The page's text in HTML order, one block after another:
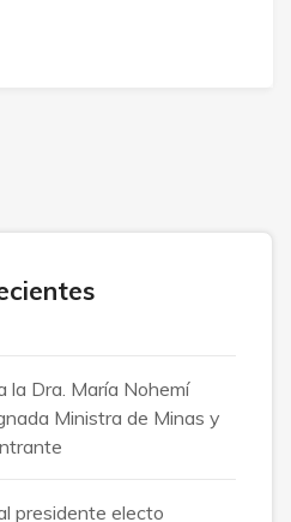
la Dra. María Nohemí
Ministra de Minas y
presidente electo